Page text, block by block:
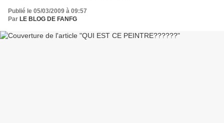
Publié le 05/03/2009 à 09:57
Par LE BLOG DE FANFG